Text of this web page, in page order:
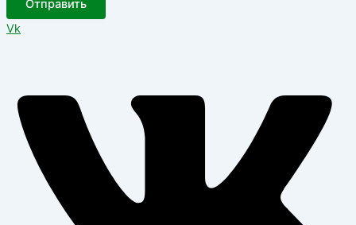
Отправить
Vk